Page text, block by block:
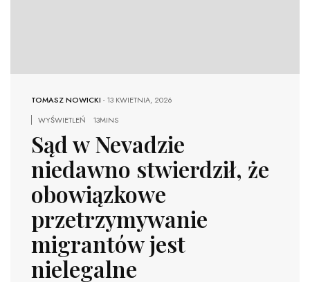
TOMASZ NOWICKI -13 KWIETNIA, 2026
WYŚWIETLEŃ
13MINS
Sąd w Nevadzie
niedawno stwierdził, że
obowiązkowe
przetrzymywanie
migrantów jest
nielegalne